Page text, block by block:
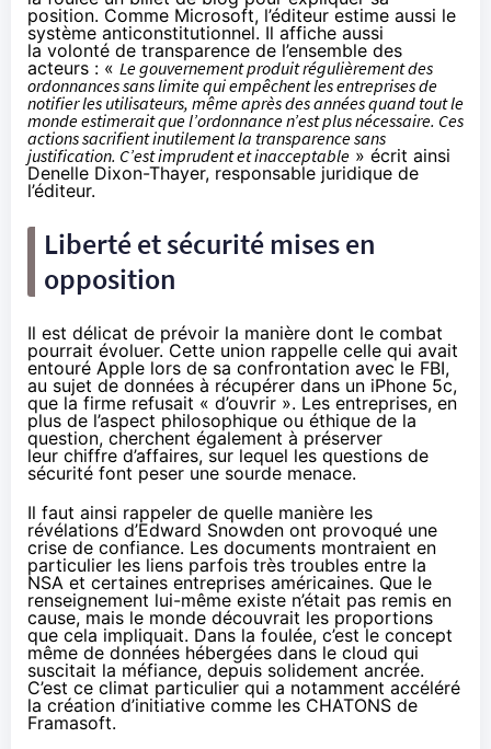
position. Comme Microsoft, l’éditeur estime aussi le
système anticonstitutionnel. Il affiche aussi
la volonté de transparence de l’ensemble des
acteurs : « Le gouvernement produit régulièrement des
ordonnances sans limite qui empêchent les entreprises de
notifier les utilisateurs, même après des années quand tout le
monde estimerait que l’ordonnance n’est plus nécessaire. Ces
actions sacrifient inutilement la transparence sans
justification. C’est imprudent et inacceptable » écrit ainsi
Denelle Dixon-Thayer, responsable juridique de
l’éditeur.
Liberté et sécurité mises en
opposition
Il est délicat de prévoir la manière dont le combat
pourrait évoluer. Cette union rappelle celle qui avait
entouré Apple lors de sa confrontation avec le FBI,
au sujet de données à récupérer dans un iPhone 5c,
que la firme refusait « d’ouvrir ». Les entreprises, en
plus de l’aspect philosophique ou éthique de la
question, cherchent également à préserver
leur chiffre d’affaires, sur lequel les questions de
sécurité font peser une sourde menace.
Il faut ainsi rappeler de quelle manière les
révélations d’Edward Snowden ont provoqué une
crise de confiance. Les documents montraient en
particulier les liens parfois très troubles entre la
NSA et certaines entreprises américaines. Que le
renseignement lui-même existe n’était pas remis en
cause, mais le monde découvrait les proportions
que cela impliquait. Dans la foulée, c’est le concept
même de données hébergées dans le cloud qui
suscitait la méfiance, depuis solidement ancrée.
C’est ce climat particulier qui a notamment accéléré
la création d’initiative comme les CHATONS de
Framasoft.